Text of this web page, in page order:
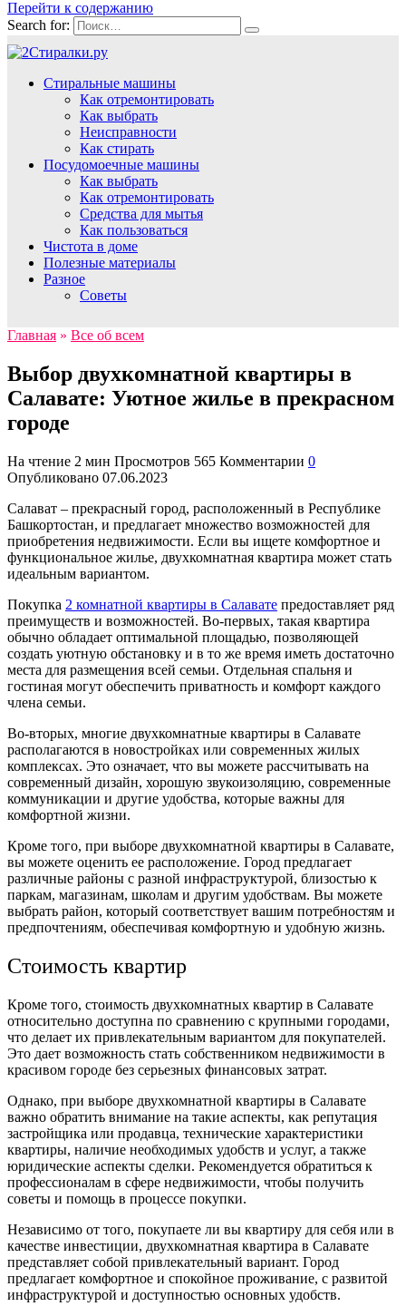
Перейти к содержанию
Search for:
Стиральные машины
Как отремонтировать
Как выбрать
Неисправности
Как стирать
Посудомоечные машины
Как выбрать
Как отремонтировать
Средства для мытья
Как пользоваться
Чистота в доме
Полезные материалы
Разное
Советы
Главная » Все об всем
Выбор двухкомнатной квартиры в
Салавате: Уютное жилье в прекрасном
городе
На чтение 2 мин Просмотров 565 Комментарии 0
Опубликовано 07.06.2023
Салават – прекрасный город, расположенный в Республике
Башкортостан, и предлагает множество возможностей для
приобретения недвижимости. Если вы ищете комфортное и
функциональное жилье, двухкомнатная квартира может стать
идеальным вариантом.
Покупка 2 комнатной квартиры в Салавате предоставляет ряд
преимуществ и возможностей. Во-первых, такая квартира
обычно обладает оптимальной площадью, позволяющей
создать уютную обстановку и в то же время иметь достаточно
места для размещения всей семьи. Отдельная спальня и
гостиная могут обеспечить приватность и комфорт каждого
члена семьи.
Во-вторых, многие двухкомнатные квартиры в Салавате
располагаются в новостройках или современных жилых
комплексах. Это означает, что вы можете рассчитывать на
современный дизайн, хорошую звукоизоляцию, современные
коммуникации и другие удобства, которые важны для
комфортной жизни.
Кроме того, при выборе двухкомнатной квартиры в Салавате,
вы можете оценить ее расположение. Город предлагает
различные районы с разной инфраструктурой, близостью к
паркам, магазинам, школам и другим удобствам. Вы можете
выбрать район, который соответствует вашим потребностям и
предпочтениям, обеспечивая комфортную и удобную жизнь.
Стоимость квартир
Кроме того, стоимость двухкомнатных квартир в Салавате
относительно доступна по сравнению с крупными городами,
что делает их привлекательным вариантом для покупателей.
Это дает возможность стать собственником недвижимости в
красивом городе без серьезных финансовых затрат.
Однако, при выборе двухкомнатной квартиры в Салавате
важно обратить внимание на такие аспекты, как репутация
застройщика или продавца, технические характеристики
квартиры, наличие необходимых удобств и услуг, а также
юридические аспекты сделки. Рекомендуется обратиться к
профессионалам в сфере недвижимости, чтобы получить
советы и помощь в процессе покупки.
Независимо от того, покупаете ли вы квартиру для себя или в
качестве инвестиции, двухкомнатная квартира в Салавате
представляет собой привлекательный вариант. Город
предлагает комфортное и спокойное проживание, с развитой
инфраструктурой и доступностью основных удобств.